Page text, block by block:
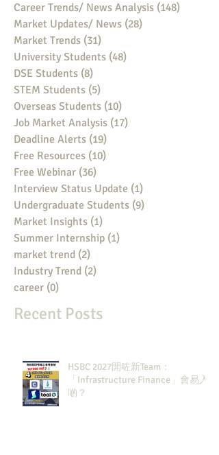
Career Trends/ News Analysis (148)
Market Updates/ News (28)
Market Trends (31)
University Students (48)
DSE Students (8)
STEM Students (5)
Overseas Students (10)
Job Market Analysis (17)
Deadline Alerts (19)
Free Resources (10)
Free Webinar (36)
Interview Status Update (1)
Undergraduate Students (9)
Market Insights (1)
Summer Internship (1)
market trend (2)
Industry Trend (2)
career (0)
Recent Posts
HSBC 2027開咗新Team：
「Infrastructure Finance」會易入
啲？